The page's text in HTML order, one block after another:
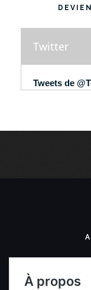
Twitter
Tweets de